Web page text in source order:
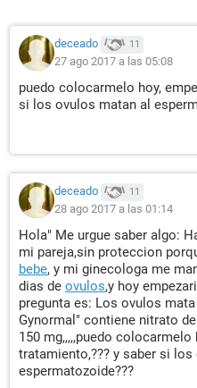
deceado 11
27 ago 2017 a las 05:08
puedo colocarmelo hoy,
si los ovulos matan al
deceado 11
28 ago 2017 a las 01:14
Hola" Me urgue saber algo:
mi pareja,sin proteccion
bebe, y mi ginecologa me
dias de ovulos,y hoy
pregunta es: Los ovulos mata
Gynormal" contiene nitrato
150 mg,,,,,puedo colocarmelo
tratamiento,??? y saber si los
espermatozoide???